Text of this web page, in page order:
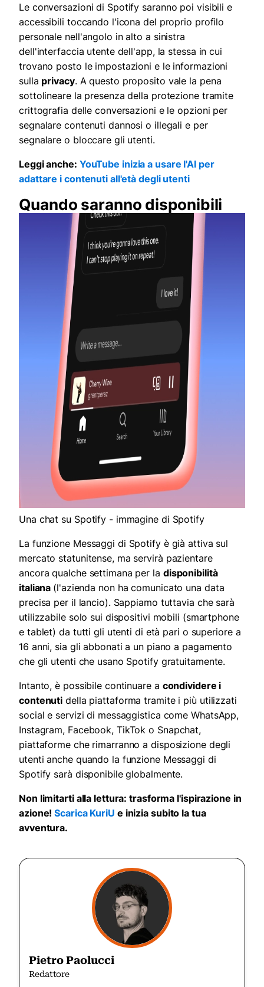
Le conversazioni di Spotify saranno poi visibili e
accessibili toccando l'icona del proprio profilo
personale nell'angolo in alto a sinistra
dell'interfaccia utente dell'app, la stessa in cui
trovano posto le impostazioni e le informazioni
sulla privacy. A questo proposito vale la pena
sottolineare la presenza della protezione tramite
crittografia delle conversazioni e le opzioni per
segnalare contenuti dannosi o illegali e per
segnalare o bloccare gli utenti.
Leggi anche: YouTube inizia a usare l'AI per
adattare i contenuti all'età degli utenti
Quando saranno disponibili
Una chat su Spotify - immagine di Spotify
La funzione Messaggi di Spotify è già attiva sul
mercato statunitense, ma servirà pazientare
ancora qualche settimana per la disponibilità
italiana (l'azienda non ha comunicato una data
precisa per il lancio). Sappiamo tuttavia che sarà
utilizzabile solo sui dispositivi mobili (smartphone
e tablet) da tutti gli utenti di età pari o superiore a
16 anni, sia gli abbonati a un piano a pagamento
che gli utenti che usano Spotify gratuitamente.
Intanto, è possibile continuare a condividere i
contenuti della piattaforma tramite i più utilizzati
social e servizi di messaggistica come WhatsApp,
Instagram, Facebook, TikTok o Snapchat,
piattaforme che rimarranno a disposizione degli
utenti anche quando la funzione Messaggi di
Spotify sarà disponibile globalmente.
Non limitarti alla lettura: trasforma l'ispirazione in
azione!Scarica KuriU e inizia subito la tua
avventura.
Pietro Paolucci
Redattore